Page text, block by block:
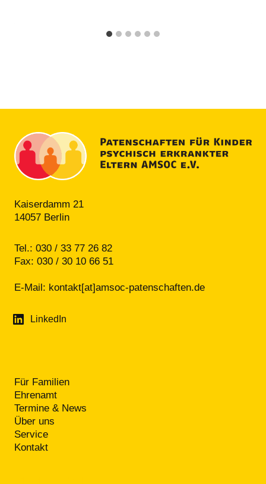
Kaiserdamm 21
14057 Berlin
Tel.: 030 / 33 77 26 82
Fax: 030 / 30 10 66 51
E-Mail: kontakt[at]amsoc-patenschaften.de
LinkedIn
Für Familien
Ehrenamt
Termine & News
Über uns
Service
Kontakt